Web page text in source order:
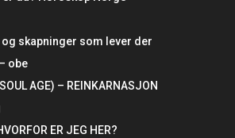
skapninger som lever der
obe
AGE) – REINKARNASJON
ER JEG HER?